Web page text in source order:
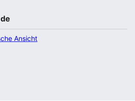
Ansicht